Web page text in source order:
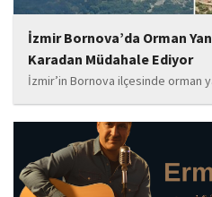
İzmir Bornova’da Orman
Karadan Müdahale Ediyor
İzmir’in Bornova ilçesinde orman
havadan ve karadan müdahale